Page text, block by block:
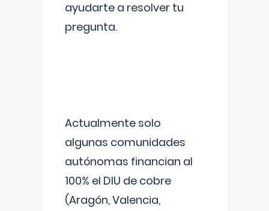
ayudarte a resolver tu
pregunta.
Actualmente solo
algunas comunidades
autónomas financian al
100% el DIU de cobre
(Aragón, Valencia,